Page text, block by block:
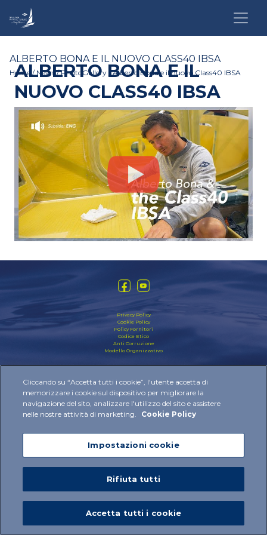
ALBERTO BONA E IL NUOVO CLASS40 IBSA
Home /News /PhotoGallery / Alberto Bona e il nuovo Class40 IBSA
ALBERTO BONA E IL
NUOVO CLASS40 IBSA
Privacy Policy
Cookie Policy
Policy Fornitori
Codice Etico
Anti Corruzione
Modello Organizzativo
2024 © IBSA Institut Biochimique SA All rights reserved
Cliccando su “Accetta tutti i cookie”, l'utente accetta di
memorizzare i cookie sul dispositivo per migliorare la
navigazione del sito, analizzare l'utilizzo del sito e assistere
nelle nostre attività di marketing.
Cookie Policy
Impostazioni cookie
Rifiuta tutti
Accetta tutti i cookie